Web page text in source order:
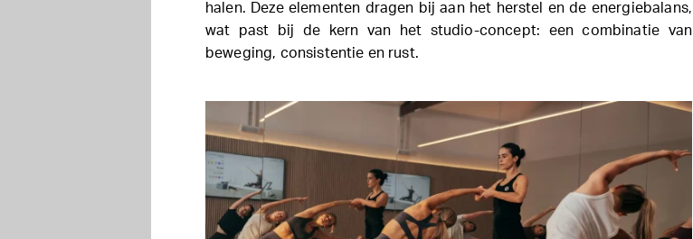
halen. Deze elementen dragen bij aan het herstel en de energiebalans,
wat past bij de kern van het studio-concept: een combinatie van
beweging, consistentie en rust.